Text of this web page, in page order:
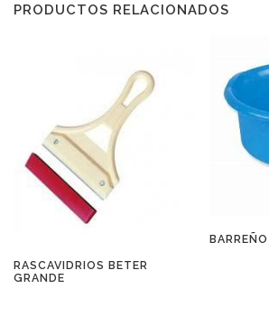
PRODUCTOS RELACIONADOS
RASCAVIDRIOS BETER
GRANDE